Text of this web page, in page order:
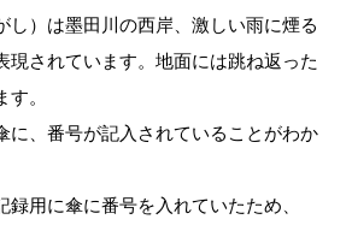
し）は墨田川の西岸、激しい雨に煙る
現されています。地面には跳ね返った
。
に、番号が記入されていることがわか
録用に傘に番号を入れていたため、